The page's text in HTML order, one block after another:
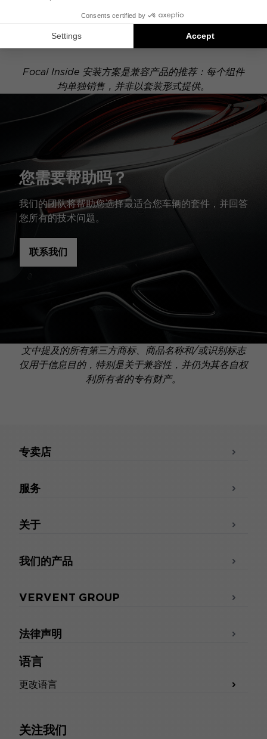
此安装示意图基于配有原厂音响系统的车辆绘制。如果
Focal Inside 安装方案是兼容产品的推荐：每个组件
均单独销售，并非以套装形式提供。
您需要帮助吗？
我们的团队将帮助您选择最适合您车辆的套件，并回答
您所有的技术问题。
联系我们
文中提及的所有第三方商标、商品名称和/或识别标志
仅用于信息目的，特别是关于兼容性，并仍为其各自权
利所有者的专有财产。
语言
更改语言
关注我们
专卖店
服务
关于
我们的产品
VERVENT GROUP
法律声明